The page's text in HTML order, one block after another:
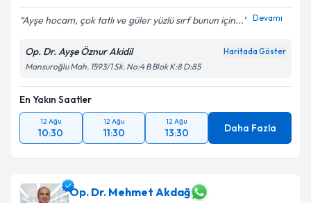
Kişisel verilerimin işlenmesine ilişkin
Metni'ni okudum ve kişisel verilerimin belirtilen
kapsamda işlenmesini kabul ediyorum.
Takvim Talebini Gönder
Ayşe hocam, çok tatlı ve güler yüzlü sırf bunun için... Devamı
Op. Dr. Ayşe Öznur Akidil Haritada Göster
Mansuroğlu Mah. 1593/1 Sk. No:4 B Blok K:8 D:85
En Yakın Saatler
12 Ağu
10:30
12 Ağu
11:30
12 Ağu
13:30 Daha Fazla
Op. Dr. Mehmet Akdağ